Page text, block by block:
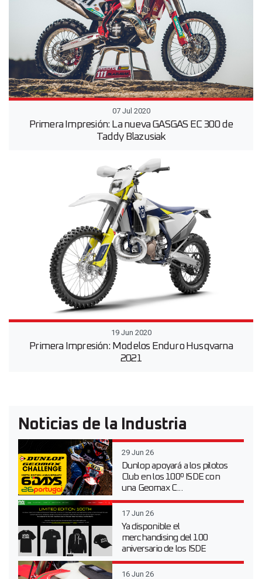
07 Jul 2020
Primera Impresión: La nueva GASGAS EC 300 de
Taddy Blazusiak
19 Jun 2020
Primera Impresión: Modelos Enduro Husqvarna
2021
Noticias de la Industria
29 Jun 26
Dunlop apoyará a los pilotos
Club en los 100º ISDE con
una Geomax C...
17 Jun 26
Ya disponible el
merchandising del 100
aniversario de los ISDE
16 Jun 26